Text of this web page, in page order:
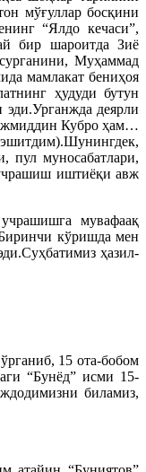
мўғуллар босқини
“Ялдо кечаси”,
бир шароитда Зиё
Муҳаммад
мамлакат бениҳоя
ҳудуди бутун
деярли
Кубро ҳам…
эшитдим).Шунингдек,
пул муносабатлари,
иштиёқи авж
мувафаақ
кўришда мен
ҳазил-
15 ота-бобом
“Бунёд” исми 15-
биламиз,